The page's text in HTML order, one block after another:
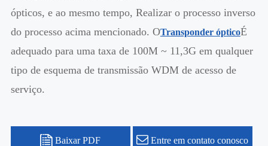
ópticos, e ao mesmo tempo, Realizar o processo inverso
do processo acima mencionado. OTransponder ópticoÉ
adequado para uma taxa de 100M ~ 11,3G em qualquer
tipo de esquema de transmissão WDM de acesso de
serviço.
Baixar PDF Entre em contato conosco